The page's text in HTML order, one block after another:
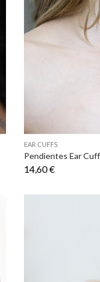
EAR CUFFS
Pendientes Ear
14,60 €